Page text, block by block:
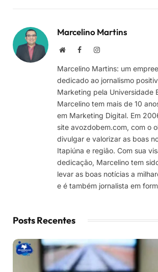
Marcelino Martins
Site FacebookInstagram
Marcelino Martins: um
dedicado ao jornalismo
Marketing pela Universidade
Marcelino tem mais de 10
em Marketing Digital. Em
site avozdobem.com, com o
divulgar e valorizar as boas
Itapiúna e região. Com sua
dedicação, Marcelino tem
levar as boas notícias a
e é também jornalista em
Posts Recentes